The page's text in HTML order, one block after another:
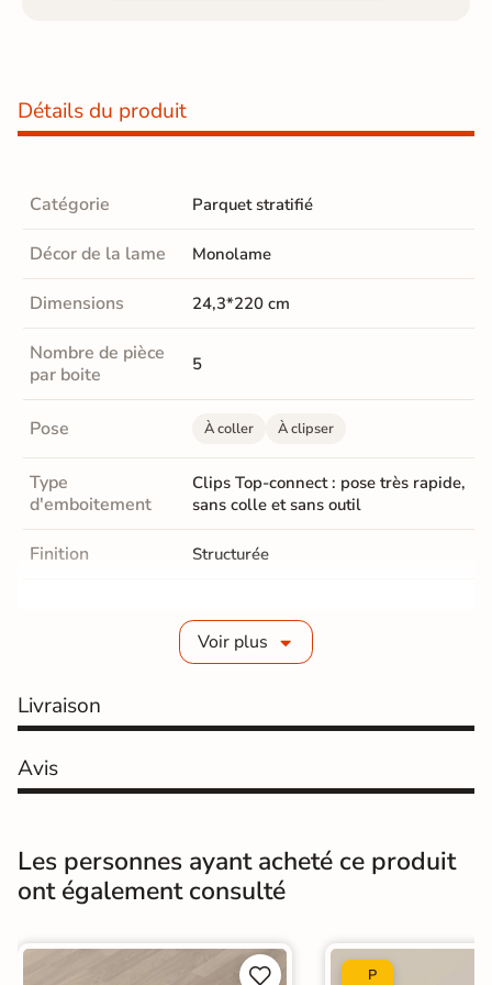
Détails du produit
Catégorie Parquet stratifié
Décor de la lame Monolame
Dimensions 24,3*220 cm
Nombre de pièce
par boite
5
Pose À coller À clipser
Type
d'emboitement
Clips Top-connect : pose très rapide,
sans colle et sans outil
Finition Structurée
Avec 4 chanfreins
Parquet Coloris
destination
Salle de bains / WC
Bureau / Commerce
Pièce humides Oui
Voir plus
Livraison
Avis
Les personnes ayant acheté ce produit
ont également consulté


P